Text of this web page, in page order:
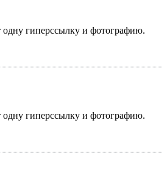
одну гиперссылку и фотографию.
одну гиперссылку и фотографию.